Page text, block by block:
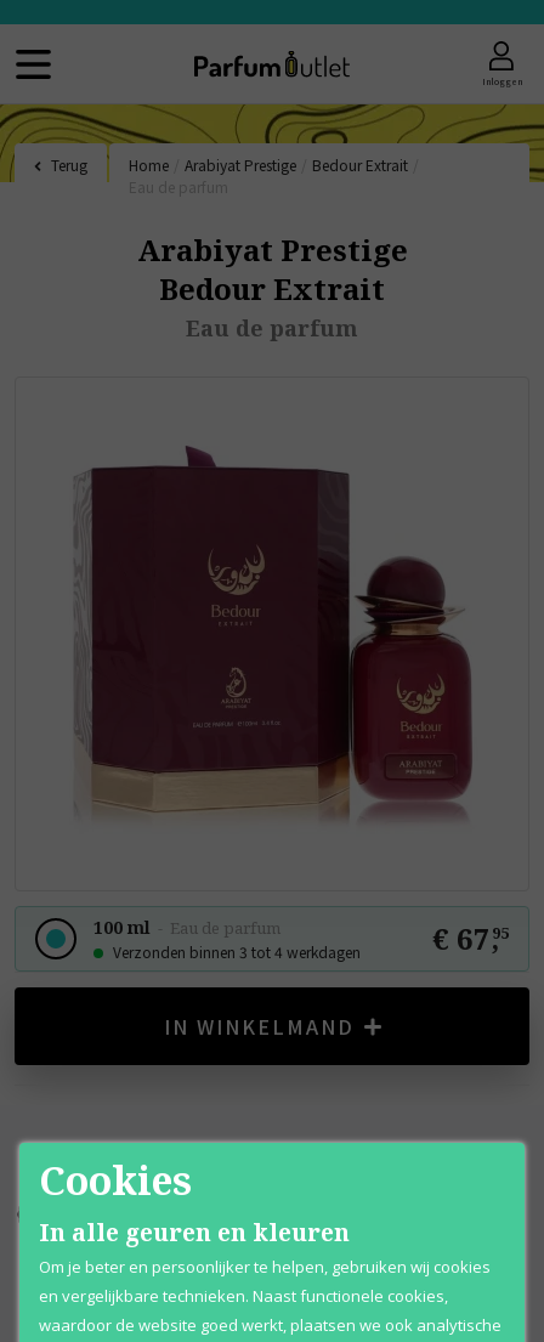
Inloggen
Terug Home Arabiyat Prestige Bedour Extrait
Arabiyat Prestige
Bedour Extrait
Eau de parfum
100 ml - Eau de parfum
Verzonden binnen 3 tot 4 werkdagen € 67,
95
IN WINKELMAND
100% originele parfums Afhalen mogelijk
Qshops Keurmerk
Cookies
In alle geuren en kleuren
Om je beter en persoonlijker te helpen, gebruiken wij cookies
en vergelijkbare technieken. Naast functionele cookies,
waardoor de website goed werkt, plaatsen we ook analytische